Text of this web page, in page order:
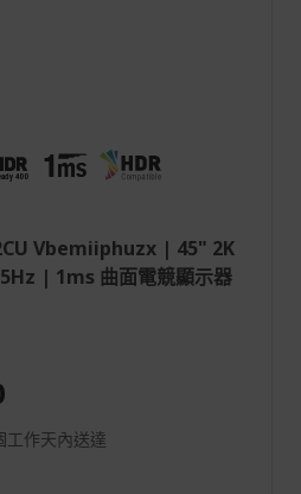
Vbemiiphuzx | 45" 2K
| 1ms 曲面電競顯示器
工作天內送達